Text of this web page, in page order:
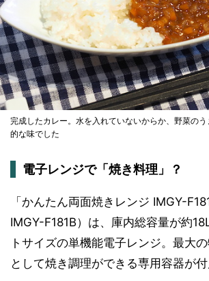
完成したカレー。水を入れていないからか、野菜の
的な味でした
電子レンジで「焼き料理」？
「かんたん両面焼きレンジ IMGY-
IMGY-F181B）は、庫内総容量が約
トサイズの単機能電子レンジ。最大
として焼き調理ができる専用容器が付